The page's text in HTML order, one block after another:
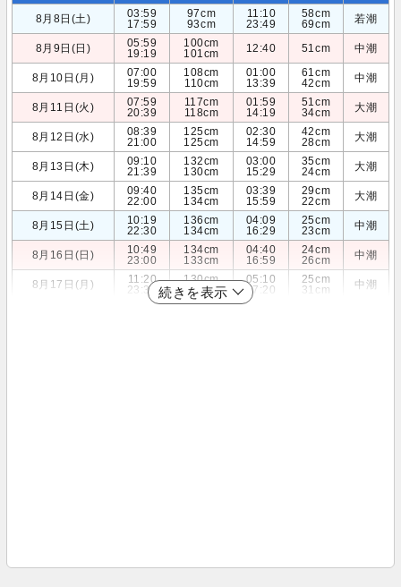
8月8日(土)
03:59
17:59
97cm
93cm
11:10
23:49
58cm
69cm
若潮
8月9日(日)
05:59
19:19
100cm
101cm
12:40 51cm 中潮
8月10日(月)
07:00
19:59
108cm
110cm
01:00
13:39
61cm
42cm
中潮
8月11日(火)
07:59
20:39
117cm
118cm
01:59
14:19
51cm
34cm
大潮
8月12日(水)
08:39
21:00
125cm
125cm
02:30
14:59
42cm
28cm
大潮
8月13日(木)
09:10
21:39
132cm
130cm
03:00
15:29
35cm
24cm
大潮
8月14日(金)
09:40
22:00
135cm
134cm
03:39
15:59
29cm
22cm
大潮
8月15日(土)
10:19
22:30
136cm
134cm
04:09
16:29
25cm
23cm
中潮
8月16日(日)
10:49
23:00
134cm
133cm
04:40
16:59
24cm
26cm
中潮
8月17日(月)
11:20
23:30
130cm
130cm
05:10
17:20
25cm
31cm
中潮
続きを表示